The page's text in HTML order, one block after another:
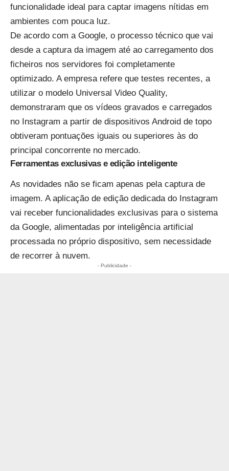
funcionalidade ideal para captar imagens nítidas em
ambientes com pouca luz.
De acordo com a Google, o processo técnico que vai
desde a captura da imagem até ao carregamento dos
ficheiros nos servidores foi completamente
optimizado. A empresa refere que testes recentes, a
utilizar o modelo Universal Video Quality,
demonstraram que os vídeos gravados e carregados
no Instagram a partir de dispositivos Android de topo
obtiveram pontuações iguais ou superiores às do
principal concorrente no mercado.
Ferramentas exclusivas e edição inteligente
As novidades não se ficam apenas pela captura de
imagem. Aaplicação de edição dedicada do Instagram
vai receber funcionalidades exclusivas para o sistema
da Google, alimentadas por inteligência artificial
processada no próprio dispositivo, sem necessidade
de recorrer à nuvem.
- Publicidade -